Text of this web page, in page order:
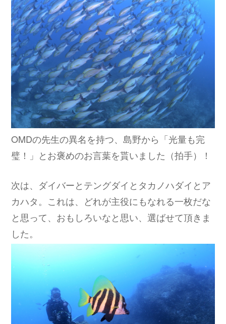
OMDの先生の異名を持つ、島野から「光量も完
璧！」とお褒めのお言葉を貰いました（拍手）！
次は、ダイバーとテングダイとタカノハダイとア
カハタ。これは、どれが主役にもなれる一枚だな
と思って、おもしろいなと思い、選ばせて頂きま
した。